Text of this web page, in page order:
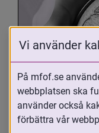
Oavsett om
Vi använder
På mfof.se
webbplatsen ska
använder också
förbättra vår